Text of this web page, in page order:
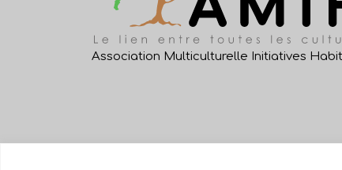
Association Multiculturelle Initiatives